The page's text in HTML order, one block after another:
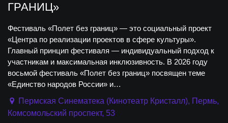
ГРАНИЦ»
Фестиваль «Полет без границ» — это социальный проект
«Центра по реализации проектов в сфере культуры».
Главный принцип фестиваля — индивидуальный подход к
участникам и максимальная инклюзивность. В 2026 году
восьмой фестиваль «Полет без границ» посвящен теме
«Единство народов России» и…
Пермская Синематека (Кинотеатр Кристалл), Пермь,
Комсомольский проспект, 53